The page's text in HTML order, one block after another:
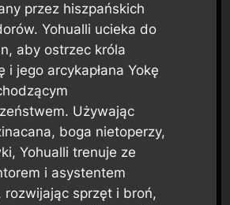
przez hiszpańskich
Yohualli ucieka do
aby ostrzec króla
i jego arcykapłana Yokę
Używając
boga nietoperzy,
Yohualli trenuje ze
i asystentem
rozwijając sprzęt i broń,